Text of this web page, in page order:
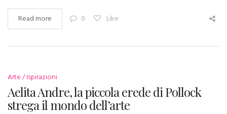
Read more 0 Like
Arte Ispirazioni
Aelita Andre, la piccola erede di Pollock
strega il mondo dell’arte